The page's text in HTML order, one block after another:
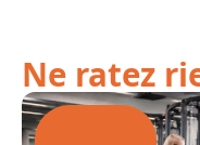
Ne ratez